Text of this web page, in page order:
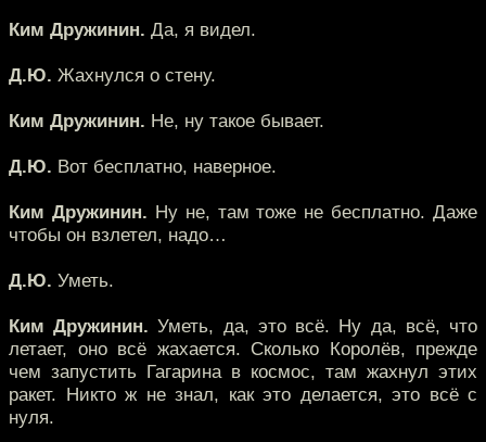
Ким Дружинин. Да, я видел.
Д.Ю. Жахнулся о стену.
Ким Дружинин. Не, ну такое бывает.
Д.Ю. Вот бесплатно, наверное.
Ким Дружинин. Ну не, там тоже не бесплатно. Даже
чтобы он взлетел, надо…
Д.Ю. Уметь.
Ким Дружинин. Уметь, да, это всё. Ну да, всё, что
летает, оно всё жахается. Сколько Королёв, прежде
чем запустить Гагарина в космос, там жахнул этих
ракет. Никто ж не знал, как это делается, это всё с
нуля.